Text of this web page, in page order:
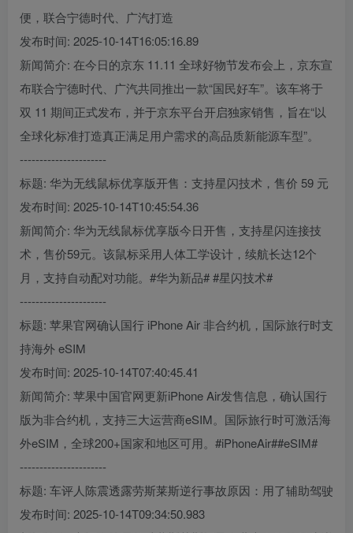
便，联合宁德时代、广汽打造
发布时间: 2025-10-14T16:05:16.89
新闻简介: 在今日的京东 11.11 全球好物节发布会上，京东宣
布联合宁德时代、广汽共同推出一款“国民好车”。该车将于
双 11 期间正式发布，并于京东平台开启独家销售，旨在“以
全球化标准打造真正满足用户需求的高品质新能源车型”。
----------------------
标题: 华为无线鼠标优享版开售：支持星闪技术，售价 59 元
发布时间: 2025-10-14T10:45:54.36
新闻简介: 华为无线鼠标优享版今日开售，支持星闪连接技
术，售价59元。该鼠标采用人体工学设计，续航长达12个
月，支持自动配对功能。#华为新品# #星闪技术#
----------------------
标题: 苹果官网确认国行 iPhone Air 非合约机，国际旅行时支
持海外 eSIM
发布时间: 2025-10-14T07:40:45.41
新闻简介: 苹果中国官网更新iPhone Air发售信息，确认国行
版为非合约机，支持三大运营商eSIM。国际旅行时可激活海
外eSIM，全球200+国家和地区可用。#iPhoneAir##eSIM#
----------------------
标题: 车评人陈震透露劳斯莱斯逆行事故原因：用了辅助驾驶
发布时间: 2025-10-14T09:34:50.983